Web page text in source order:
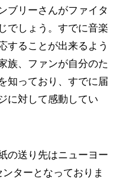
ブリーさんがファイタ
でしょう。すでに音楽
することが出来るよう
族、ファンが自分のた
知っており、すでに届
に対して感動してい
の送り先はニューヨー
ターとなっておりま